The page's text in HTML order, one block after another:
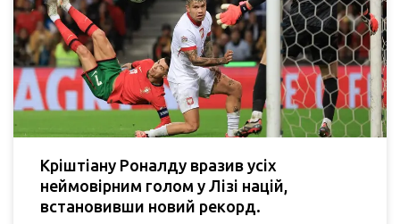
Кріштіану Роналду вразив усіх
неймовірним голом у Лізі націй,
встановивши новий рекорд.